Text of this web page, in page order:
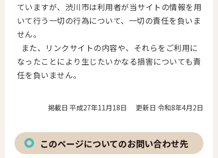
ていますが、渋川市は利用者が当サイトの情報を用
いて行う一切の行為について、一切の責任を負いま
せん。
また、リンクサイトの内容や、それらをご利用に
なったことにより生じたいかなる損害についても責
任を負いません。
掲載日 平成27年11月18日 更新日 令和8年4月2日
このページについてのお問い合わせ先